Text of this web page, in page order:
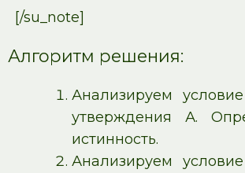
[/su_note]
Алгоритм решения:
Анализируем
утверждения А.
истинность.
Анализируем